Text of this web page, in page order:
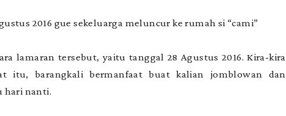
2016 gue sekeluarga meluncur ke rumah si “cami”
lamaran tersebut, yaitu tanggal 28 Agustus 2016. Kira-kira
itu, barangkali bermanfaat buat kalian jomblowan dan
hari nanti.